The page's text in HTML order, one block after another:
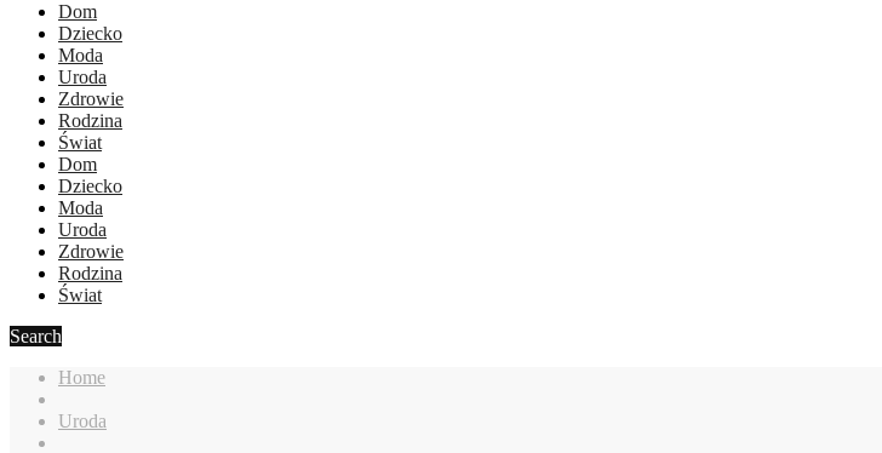
Dom
Dziecko
Moda
Uroda
Zdrowie
Rodzina
Świat
Dom
Dziecko
Moda
Uroda
Zdrowie
Rodzina
Świat
Search
Home
Uroda